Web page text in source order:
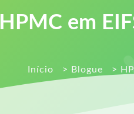
HPMC em
Início > Blogue >